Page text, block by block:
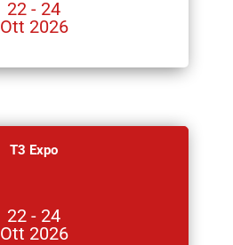
22 - 24
Ott 2026
T3 Expo
22 - 24
Ott 2026